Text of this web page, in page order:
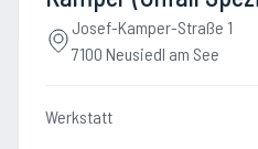
Josef-Kamper-Straße 1
7100 Neusiedl am See
Werkstatt